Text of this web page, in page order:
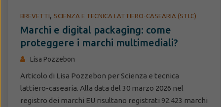
BREVETTI, SCIENZA E TECNICA LATTIERO-CASEARIA (STLC)
Marchi e digital packaging: come
proteggere i marchi multimediali?
Lisa Pozzebon
Articolo di Lisa Pozzebon per Scienza e tecnica
lattiero-casearia. Alla data del 30 marzo 2026 nel
registro dei marchi EU risultano registrati 92.423 marchi